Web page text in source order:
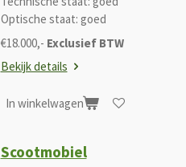
Optische staat: goed
€18.000,- Exclusief BTW
Bekijk details
In winkelwagen
Scootmobiel